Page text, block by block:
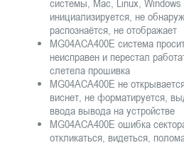
системы, Mac, Linux, Windows
инициализируется, не
распознаётся, не отображает
MG04ACA400E система
неисправен и перестал
слетела прошивка
MG04ACA400E не
виснет, не форматируется,
ввода вывода на устройстве
MG04ACA400E ошибка
откликаться, видеться,